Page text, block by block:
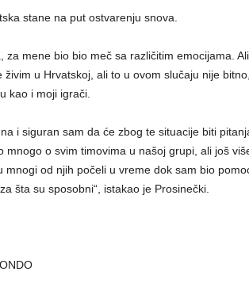
stane na put ostvarenju snova.
za mene bio bio meč sa različitim emocijama.
u Hrvatskoj, ali to u ovom slučaju nije
kao i moji igrači.
i siguran sam da će zbog te situacije biti
mnogo o svim timovima u našoj grupi, ali još
mnogi od njih počeli u vreme dok sam bio
šta su sposobni“, istakao je Prosinečki.